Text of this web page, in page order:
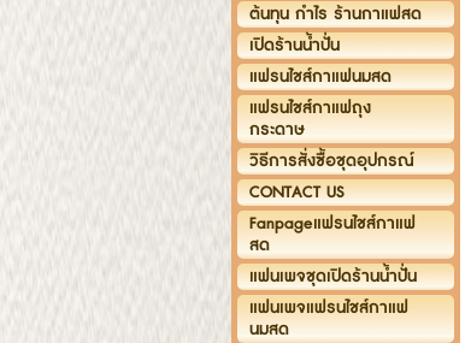
ต้นทุน กำไร ร้านกาแฟสด
เปิดร้านน้ำปั่น
แฟรนไชส์กาแฟนมสด
แฟรนไชส์กาแฟถุง
กระดาษ
วิธีการสั่งซื้อชุดอุปกรณ์
CONTACT US
Fanpageแฟรนไชส์กาแฟ
สด
แฟนเพจชุดเปิดร้านน้ำปั่น
แฟนเพจแฟรนไชส์กาแฟ
นมสด